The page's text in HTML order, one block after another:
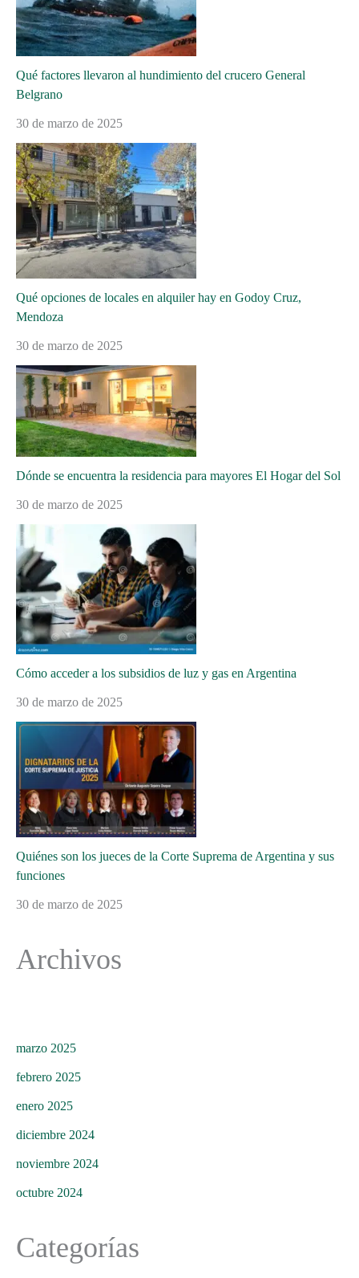
Qué factores llevaron al hundimiento del crucero General
Belgrano
30 de marzo de 2025
Qué opciones de locales en alquiler hay en Godoy Cruz,
Mendoza
30 de marzo de 2025
Dónde se encuentra la residencia para mayores El Hogar del Sol
30 de marzo de 2025
Cómo acceder a los subsidios de luz y gas en Argentina
30 de marzo de 2025
Quiénes son los jueces de la Corte Suprema de Argentina y sus
funciones
30 de marzo de 2025
Archivos
marzo 2025
febrero 2025
enero 2025
diciembre 2024
noviembre 2024
octubre 2024
Categorías